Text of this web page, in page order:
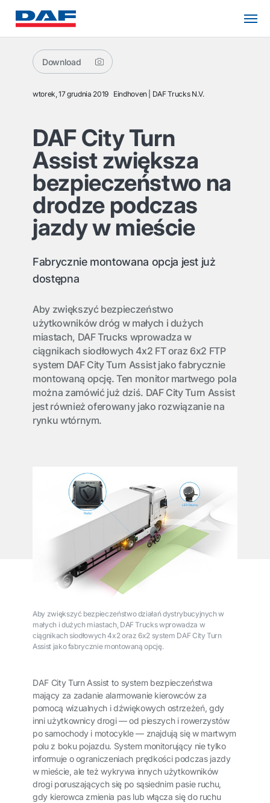
Download
wtorek, 17 grudnia 2019 Eindhoven DAF Trucks N.V.
DAF City Turn
Assist zwiększa
bezpieczeństwo na
drodze podczas
jazdy w mieście
Fabrycznie montowana opcja jest już
dostępna
Aby zwiększyć bezpieczeństwo
użytkowników dróg w małych i dużych
miastach, DAF Trucks wprowadza w
ciągnikach siodłowych 4x2 FT oraz 6x2 FTP
system DAF City Turn Assist jako fabrycznie
montowaną opcję. Ten monitor martwego pola
można zamówić już dziś. DAF City Turn Assist
jest również oferowany jako rozwiązanie na
rynku wtórnym.
Aby zwiększyć bezpieczeństwo działań dystrybucyjnych w
małych i dużych miastach, DAF Trucks wprowadza w
ciągnikach siodłowych 4x2 oraz 6x2 system DAF City Turn
Assist jako fabrycznie montowaną opcję.
DAF City Turn Assist to system bezpieczeństwa
mający za zadanie alarmowanie kierowców za
pomocą wizualnych i dźwiękowych ostrzeżeń, gdy
inni użytkownicy drogi — od pieszych i rowerzystów
po samochody i motocykle — znajdują się w martwym
polu z boku pojazdu. System monitorujący nie tylko
informuje o ograniczeniach prędkości podczas jazdy
w mieście, ale też wykrywa innych użytkowników
drogi poruszających się po sąsiednim pasie ruchu,
gdy kierowca zmienia pas lub włącza się do ruchu